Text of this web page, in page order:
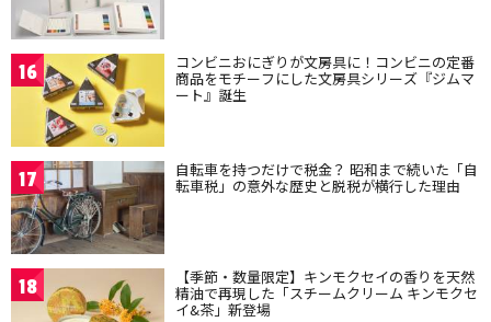
16 コンビニおにぎりが文房具に！コンビニの定番
商品をモチーフにした文房具シリーズ『ジムマ
ート』誕生
17 自転車を持つだけで税金？ 昭和まで続いた「自
転車税」の意外な歴史と脱税が横行した理由
18 【季節・数量限定】キンモクセイの香りを天然
精油で再現した「スチームクリーム キンモクセ
イ&茶」新登場